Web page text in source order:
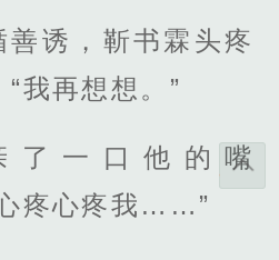
善诱，靳书霖头疼
我再想想。”
了一口他的嘴
疼心疼我……”